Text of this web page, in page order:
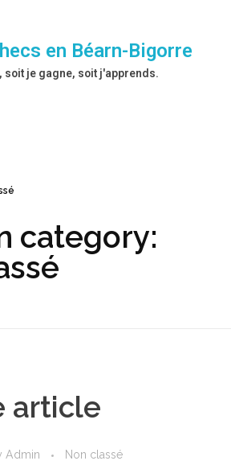
en Béarn-Bigorre
soit je gagne, soit j'apprends.
category:
article
Admin Non classé